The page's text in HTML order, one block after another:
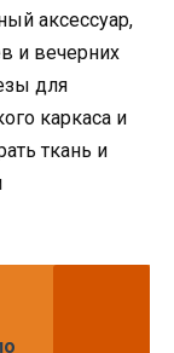
аксессуар,
и вечерних
для
каркаса и
ткань и